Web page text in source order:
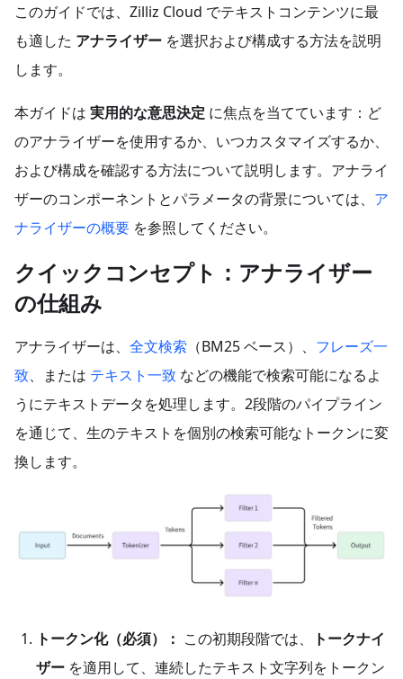
このガイドでは、Zilliz Cloud でテキストコンテンツに最
も適した アナライザー を選択および構成する方法を説明
します。
本ガイドは 実用的な意思決定 に焦点を当てています：ど
のアナライザーを使用するか、いつカスタマイズするか、
および構成を確認する方法について説明します。アナライ
ザーのコンポーネントとパラメータの背景については、 ア
ナライザーの概要 を参照してください。
クイックコンセプト：アナライザー
の仕組み
アナライザーは、 全文検索 （BM25 ベース）、 フレーズ一
致、または テキスト一致 などの機能で検索可能になるよ
うにテキストデータを処理します。2段階のパイプライン
を通じて、生のテキストを個別の検索可能なトークンに変
換します。
トークン化（必須）： この初期段階では、
トークナイ
ザー を適用して、連続したテキスト文字列をトークン